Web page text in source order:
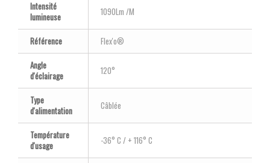
Intensité
lumineuse
1090Lm /M
Référence
Flex'o®
Angle
d'éclairage
120°
Type
d'alimentation
Câblée
Température
d'usage
-36° C / + 116° C